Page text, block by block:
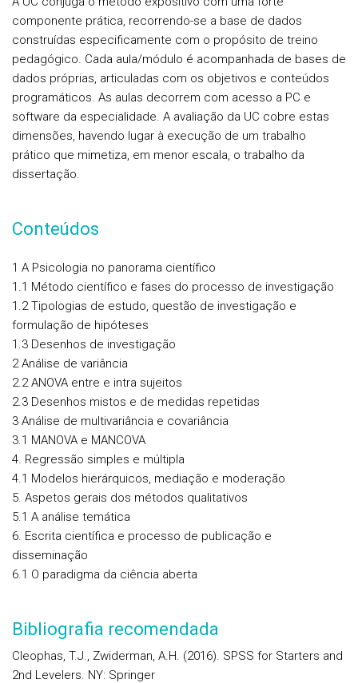
componente prática, recorrendo-se a base de dados
construídas especificamente com o propósito de treino
pedagógico. Cada aula/módulo é acompanhada de bases de
dados próprias, articuladas com os objetivos e conteúdos
programáticos. As aulas decorrem com acesso a PC e
software da especialidade. A avaliação da UC cobre estas
dimensões, havendo lugar à execução de um trabalho
prático que mimetiza, em menor escala, o trabalho da
dissertação.
Conteúdos
1 A Psicologia no panorama científico
1.1 Método científico e fases do processo de investigação
1.2 Tipologias de estudo, questão de investigação e
formulação de hipóteses
1.3 Desenhos de investigação
2 Análise de variância
2.2 ANOVA entre e intra sujeitos
2.3 Desenhos mistos e de medidas repetidas
3 Análise de multivariância e covariância
3.1 MANOVA e MANCOVA
4. Regressão simples e múltipla
4.1 Modelos hierárquicos, mediação e moderação
5. Aspetos gerais dos métodos qualitativos
5.1 A análise temática
6. Escrita científica e processo de publicação e
disseminação
6.1 O paradigma da ciência aberta
Bibliografia recomendada
Cleophas, T.J., Zwiderman, A.H. (2016). SPSS for Starters and
2nd Levelers. NY: Springer